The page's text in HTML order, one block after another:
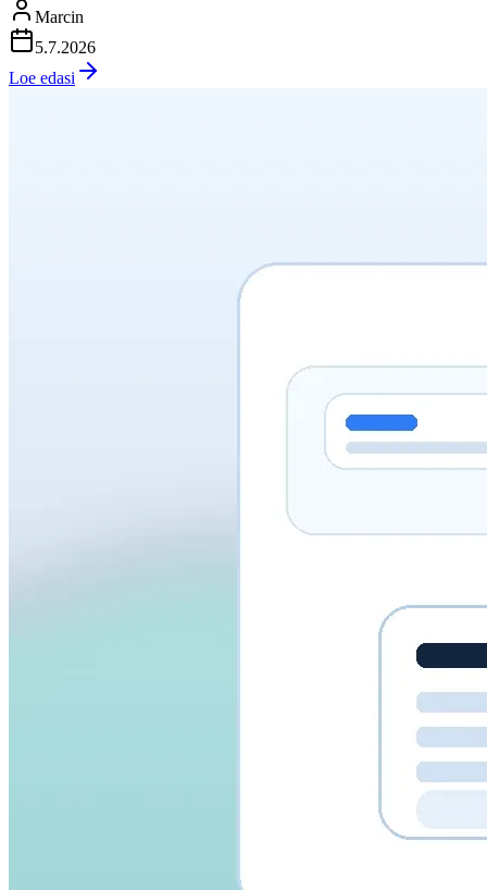
Marcin
5.7.2026
Loe edasi